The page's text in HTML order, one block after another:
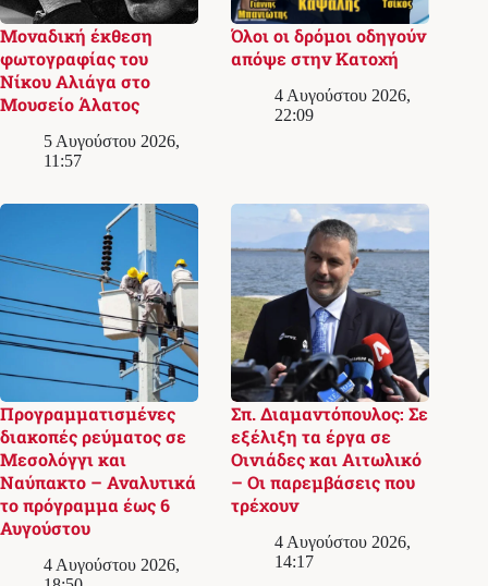
Μοναδική έκθεση
φωτογραφίας του
Νίκου Αλιάγα στο
Μουσείο Άλατος
5 Αυγούστου 2026,
11:57
Όλοι οι δρόμοι οδηγούν
απόψε στην Κατοχή
4 Αυγούστου 2026,
22:09
Προγραμματισμένες
διακοπές ρεύματος σε
Μεσολόγγι και
Ναύπακτο – Αναλυτικά
το πρόγραμμα έως 6
Αυγούστου
4 Αυγούστου 2026,
Σπ. Διαμαντόπουλος: Σε
εξέλιξη τα έργα σε
Οινιάδες και Αιτωλικό
– Οι παρεμβάσεις που
τρέχουν
4 Αυγούστου 2026,
14:17